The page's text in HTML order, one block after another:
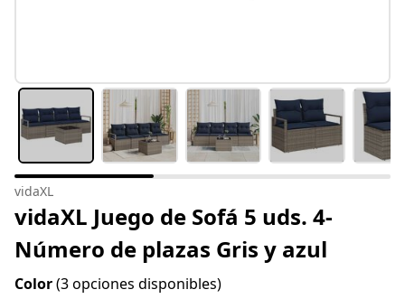
vidaXL
vidaXL Juego de Sofá 5 uds. 4-
Número de plazas Gris y azul
Color(3 opciones disponibles)